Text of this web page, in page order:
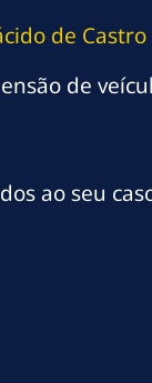
de Castro
de
ao seu